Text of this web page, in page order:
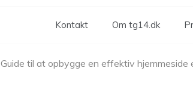
Kontakt Om tg14.dk
Guide til at opbygge en effektiv